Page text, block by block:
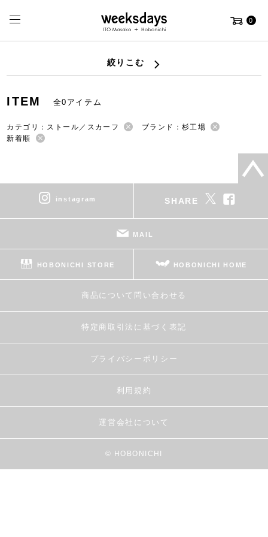
0
絞りこむ
ITEM 全0アイテム
カテゴリ：ストール／スカーフ
ブランド：杉工場
新着順
instagram SHARE
MAIL
HOBONICHI STORE HOBONICHI HOME
商品について問い合わせる
特定商取引法に基づく表記
プライバシーポリシー
利用規約
運営会社について
© HOBONICHI